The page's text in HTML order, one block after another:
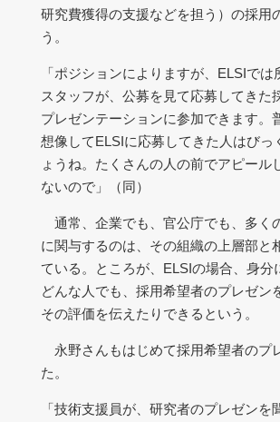
研究費獲得の支援などを担う）の採用
う。
「ポジションによりますが、ELSIでは
スタッフが、公募を見て応募してきた
プレゼンテーションに参加できます。
想像してELSIに応募してきた人はびっ
ょうね。たくさんの人の前でアピール
ないので」（同）
通常、企業でも、官公庁でも、多く
に関与するのは、その組織の上層部と
ている。ところが、ELSIの場合、身分
どんな人でも、採用希望者のプレゼン
その評価を伝えたりできるという。
永野さんもはじめて採用希望者のプ
た。
「技術支援員が、研究者のプレゼンを